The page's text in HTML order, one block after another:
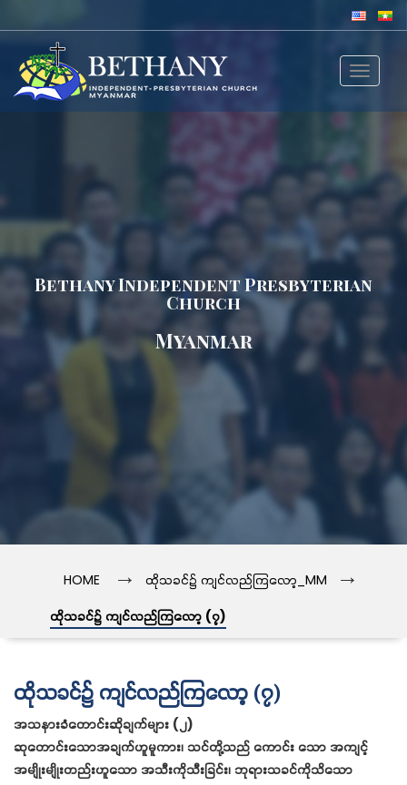
Toggle
Bethany Independent Presbyterian
Church
Myanmar
HOME → ထိုသခင်၌ ကျင်လည်ကြလော့_MM →
ထိုသခင်၌ ကျင်လည်ကြလော့ (၇)
ထိုသခင်၌ ကျင်လည်ကြလော့ (၇)
အသနားခံတောင်းဆိုချက်များ (၂)
ဆုတောင်းသောအချက်ဟူမူကား၊ သင်တို့သည် ကောင်း သော အကျင့်
အမျိုးမျိုးတည်းဟူသော အသီးကိုသီးခြင်း၊ ဘုရားသခင်ကိုသိသော